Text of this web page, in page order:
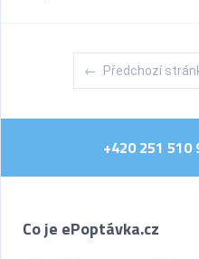
← Předchozí
+420 251 510
Co je ePoptávka.cz